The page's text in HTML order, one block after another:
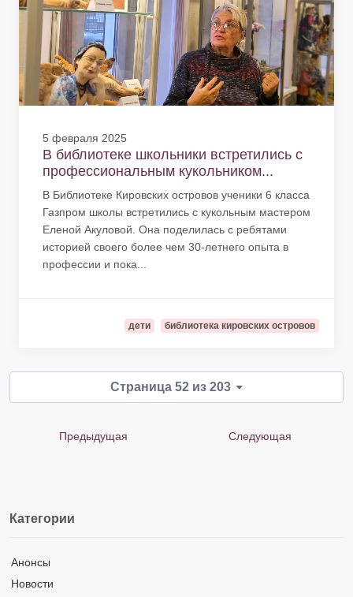
5 февраля 2025
В библиотеке школьники встретились с
профессиональным кукольником...
В Библиотеке Кировских островов ученики 6 класса
Газпром школы встретились с кукольным мастером
Еленой Акуловой. Она поделилась с ребятами
историей своего более чем 30-летнего опыта в
профессии и пока...
дети библиотека кировских островов
Страница 52 из 203
Предыдущая Следующая
Категории
Анонсы
Новости